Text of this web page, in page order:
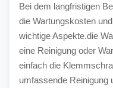
Bei dem langfristigen
die Wartungskosten
wichtige Aspekte.die
eine Reinigung oder
einfach die
umfassende Reinigung